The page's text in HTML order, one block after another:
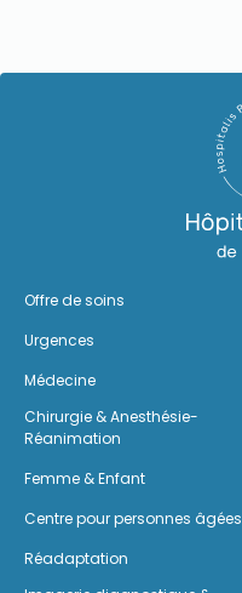
Offre de soins
Urgences
Médecine
Chirurgie & Anesthésie-
Réanimation
Femme & Enfant
Centre pour personnes âgées
Réadaptation